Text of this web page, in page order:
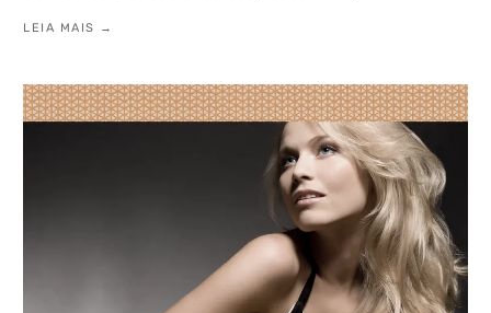
LEIA MAIS →